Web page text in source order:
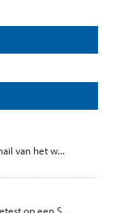
van het w...